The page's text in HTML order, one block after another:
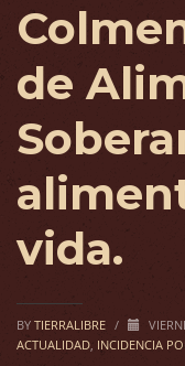
de
vida.
BY TIERRALIBRE /
ACTUALIDAD, INCIDENCIA